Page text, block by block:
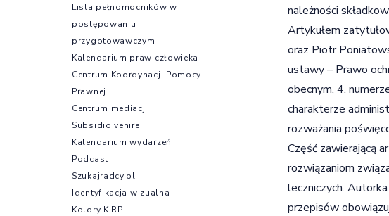
należności
Artykułem
oraz Piotr
ustawy – Prawo
obecnym, 4.
charakterze
rozważania
Część zawierającą
rozwiązaniom
leczniczych.
przepisów
Lista pełnomocników w
postępowaniu
przygotowawczym
Kalendarium praw człowieka
Centrum Koordynacji Pomocy
Prawnej
Centrum mediacji
Subsidio venire
Kalendarium wydarzeń
Podcast
Szukajradcy.pl
Identyfikacja wizualna
Kolory KIRP